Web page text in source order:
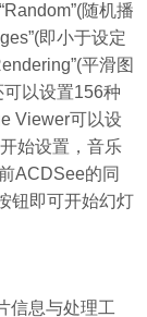
随机播
即小于设定
平滑图
可以设置156种
Viewer可以设
始设置，音乐
ACDSee的同
钮即可开始幻灯
信息与处理工